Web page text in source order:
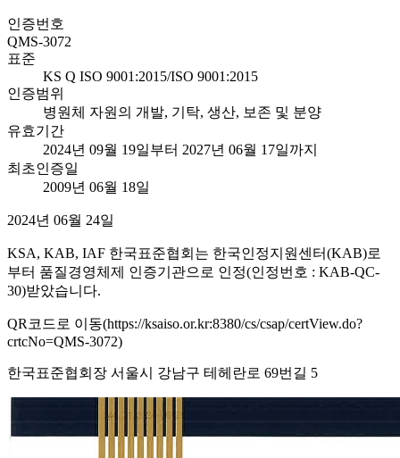
인증번호
QMS-3072
표준
KS Q ISO 9001:2015/ISO 9001:2015
인증범위
병원체 자원의 개발, 기탁, 생산, 보존 및 분양
유효기간
2024년 09월 19일부터 2027년 06월 17일까지
최초인증일
2009년 06월 18일
2024년 06월 24일
KSA, KAB, IAF 한국표준협회는 한국인정지원센터(KAB)로
부터 품질경영체제 인증기관으로 인정(인정번호 : KAB-QC-
30)받았습니다.
QR코드로 이동(https://ksaiso.or.kr:8380/cs/csap/certView.do?
crtcNo=QMS-3072)
한국표준협회장 서울시 강남구 테헤란로 69번길 5